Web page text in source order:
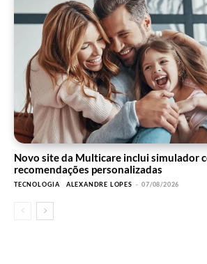
Novo site da Multicare inclui simulador
recomendações personalizadas
TECNOLOGIA ALEXANDRE LOPES - 07/08/2026